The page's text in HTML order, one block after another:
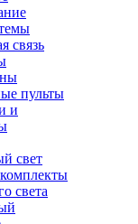
связь
пульты
и
свет
света